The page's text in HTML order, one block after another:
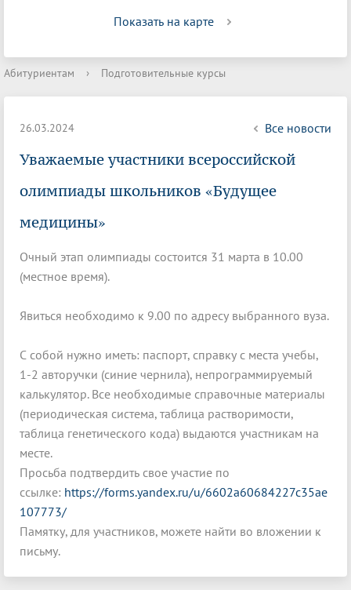
Показать на карте
Абитуриентам › Подготовительные курсы
26.03.2024 Все новости
Уважаемые участники всероссийской
олимпиады школьников «Будущее
медицины»
Очный этап олимпиады состоится 31 марта в 10.00
(местное время).
Явиться необходимо к 9.00 по адресу выбранного вуза.
С собой нужно иметь: паспорт, справку с места учебы,
1-2 авторучки (синие чернила), непрограммируемый
калькулятор. Все необходимые справочные материалы
(периодическая система, таблица растворимости,
таблица генетического кода) выдаются участникам на
месте.
Просьба подтвердить свое участие по
ссылке: https://forms.yandex.ru/u/6602a60684227c35ae
107773/
Памятку, для участников, можете найти во вложении к
письму.